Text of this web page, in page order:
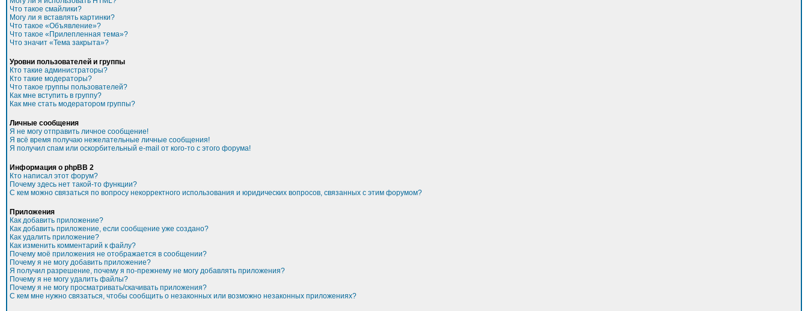
Что такое смайлики?
Могу ли я вставлять картинки?
Что такое «Объявление»?
Что такое «Прилепленная тема»?
Что значит «Тема закрыта»?
Уровни пользователей и группы
Кто такие администраторы?
Кто такие модераторы?
Что такое группы пользователей?
Как мне вступить в группу?
Как мне стать модератором группы?
Личные сообщения
Я не могу отправить личное сообщение!
Я всё время получаю нежелательные личные сообщения!
Я получил спам или оскорбительный e-mail от кого-то с этого форума!
Информация о phpBB 2
Кто написал этот форум?
Почему здесь нет такой-то функции?
С кем можно связаться по вопросу некорректного использования и юридических вопросов, связанных с этим форумом?
Приложения
Как добавить приложение?
Как добавить приложение, если сообщение уже создано?
Как удалить приложение?
Как изменить комментарий к файлу?
Почему моё приложения не отображается в сообщении?
Почему я не могу добавить приложение?
Я получил разрешение, почему я по-прежнему не могу добавлять приложения?
Почему я не могу удалить файлы?
Почему я не могу просматривать/скачивать приложения?
С кем мне нужно связаться, чтобы сообщить о незаконных или возможно незаконных приложениях?